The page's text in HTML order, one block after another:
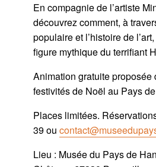
En compagnie de l’artiste
découvrez comment, à
populaire et l’histoire de
figure mythique du terrifiant
Animation gratuite proposée
festivités de Noël au Pays
Places limitées.
39 ou
Lieu : Musée du Pays de